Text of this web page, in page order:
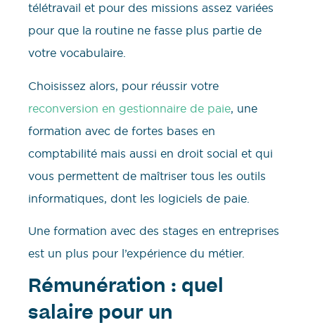
télétravail et pour des missions assez variées
pour que la routine ne fasse plus partie de
votre vocabulaire.
Choisissez alors, pour réussir votre
reconversion en gestionnaire de paie, une
formation avec de fortes bases en
comptabilité mais aussi en droit social et qui
vous permettent de maîtriser tous les outils
informatiques, dont les logiciels de paie.
Une formation avec des stages en entreprises
est un plus pour l’expérience du métier.
Rémunération : quel
salaire pour un